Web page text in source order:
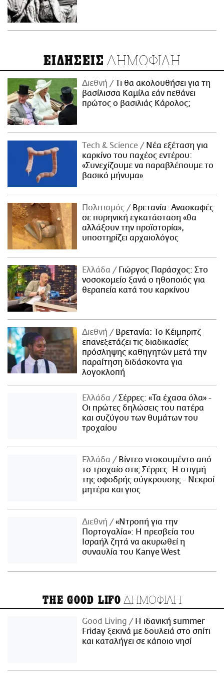
ΕΙΔΗΣΕΙΣ ΔΗΜΟΦΙΛΗ
Διεθνή
Τι θα ακολουθήσει για τη
βασίλισσα Καμίλα εάν πεθάνει
πρώτος ο βασιλιάς Κάρολος;
Τech & Science
Νέα εξέταση για
καρκίνο του παχέος εντέρου:
«Συνεχίζουμε να παραβλέπουμε το
βασικό μήνυμα»
Πολιτισμός
Βρετανία: Ανασκαφές
σε πυρηνική εγκατάσταση «θα
αλλάξουν την προϊστορία»,
υποστηρίζει αρχαιολόγος
Ελλάδα
Γιώργος Παράσχος: Στο
νοσοκομείο ξανά ο ηθοποιός για
θεραπεία κατά του καρκίνου
Διεθνή
Βρετανία: Το Κέιμπριτζ
επανεξετάζει τις διαδικασίες
πρόσληψης καθηγητών μετά την
παραίτηση διδάσκοντα για
λογοκλοπή
Ελλάδα
Σέρρες: «Τα έχασα όλα» -
Οι πρώτες δηλώσεις του πατέρα
και συζύγου των θυμάτων του
τροχαίου
Ελλάδα
Βίντεο ντοκουμέντο από
το τροχαίο στις Σέρρες: Η στιγμή
της σφοδρής σύγκρουσης - Νεκροί
μητέρα και γιος
Διεθνή
«Ντροπή για την
Πορτογαλία»: Η πρεσβεία του
Ισραήλ ζητά να ακυρωθεί η
συναυλία του Kanye West
THE GOOD LIFO ΔΗΜΟΦΙΛΗ
Good Living
Η ιδανική summer
Friday ξεκινά με δουλειά στο σπίτι
και καταλήγει σε κάποιο νησί